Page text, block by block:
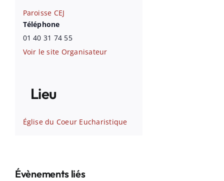
Paroisse CEJ
Téléphone
01 40 31 74 55
Voir le site Organisateur
Lieu
Église du Coeur Eucharistique
Évènements liés